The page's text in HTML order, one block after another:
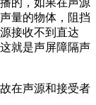
量的物体，阻挡
接收不到直达
就是声屏障隔声
在声源和接受者